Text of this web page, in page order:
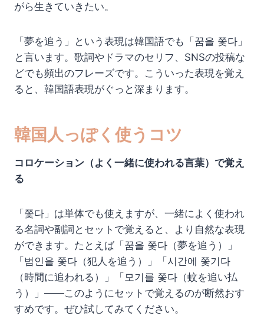
がら生きていきたい。
「夢を追う」という表現は韓国語でも「꿈을 쫓다」
と言います。歌詞やドラマのセリフ、SNSの投稿な
どでも頻出のフレーズです。こういった表現を覚え
ると、韓国語表現がぐっと深まります。
韓国人っぽく使うコツ
コロケーション（よく一緒に使われる言葉）で覚え
る
「쫓다」は単体でも使えますが、一緒によく使われ
る名詞や副詞とセットで覚えると、より自然な表現
ができます。たとえば「꿈을 쫓다（夢を追う）」
「범인을 쫓다（犯人を追う）」「시간에 쫓기다
（時間に追われる）」「모기를 쫓다（蚊を追い払
う）」——このようにセットで覚えるのが断然おす
すめです。ぜひ試してみてください。